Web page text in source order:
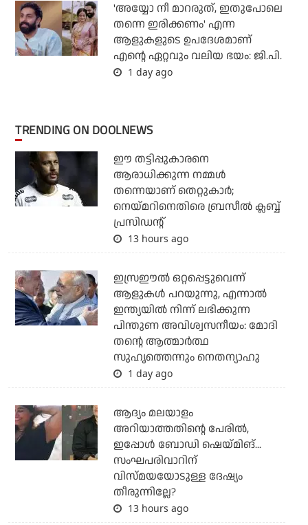
'അയ്യോ നീ മാറരുത്, ഇതുപോലെ
തന്നെ ഇരിക്കണം' എന്ന
ആളുകളുടെ ഉപദേശമാണ്
എന്റെ ഏറ്റവും വലിയ ഭയം: ജി.പി.
1 day ago
TRENDING ON DOOLNEWS
ഈ തട്ടിപ്പുകാരനെ
ആരാധിക്കുന്ന നമ്മള്‍
തന്നെയാണ് തെറ്റുകാര്‍;
നെയ്മറിനെതിരെ ബ്രസീല്‍ ക്ലബ്ബ്
പ്രസിഡന്റ്
13 hours ago
ഇസ്രഈല്‍ ഒറ്റപ്പെട്ടുവെന്ന്
ആളുകള്‍ പറയുന്നു, എന്നാല്‍
ഇന്ത്യയില്‍ നിന്ന് ലഭിക്കുന്ന
പിന്തുണ അവിശ്വസനീയം: മോദി
തന്റെ ആത്മാര്‍ത്ഥ
സുഹൃത്തെന്നും നെതന്യാഹു
1 day ago
ആദ്യം മലയാളം
അറിയാത്തതിന്റെ പേരില്‍,
ഇപ്പോള്‍ ബോഡി ഷെയ്മിങ്...
സംഘപരിവാറിന്
വിസ്മയയോടുള്ള ദേഷ്യം
തീരുന്നില്ലേ?
13 hours ago